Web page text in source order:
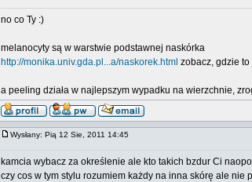
no co Ty :)
melanocyty są w warstwie podstawnej naskórka
http://monika.univ.gda.pl...a/naskorek.html zobacz, gdzie to
a peeling działa w najlepszym wypadku na wierzchnie,
Wysłany: Pią 12 Sie, 2011 14:45
kamcia wybacz za określenie ale kto takich bzdur Ci
czy cos w tym stylu rozumiem każdy na inna skórę ale nie